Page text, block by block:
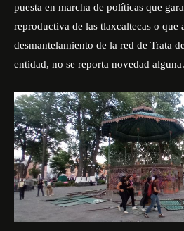
puesta en marcha de políticas que
reproductiva de las tlaxcaltecas o que
desmantelamiento de la red de Trata
entidad, no se reporta novedad alguna.